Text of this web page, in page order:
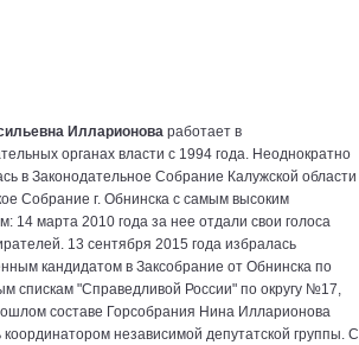
Илларионова работает в
органах власти с 1994 года. Неоднократно
в Законодательное Собрание Калужской области
Собрание г. Обнинска с самым высоким
14 марта 2010 года за нее отдали свои голоса
13 сентября 2015 года избралась
кандидатом в Заксобрание от Обнинска по
спискам "Справедливой России" по округу №17,
составе Горсобрания Нина Илларионова
координатором независимой депутатской группы. С